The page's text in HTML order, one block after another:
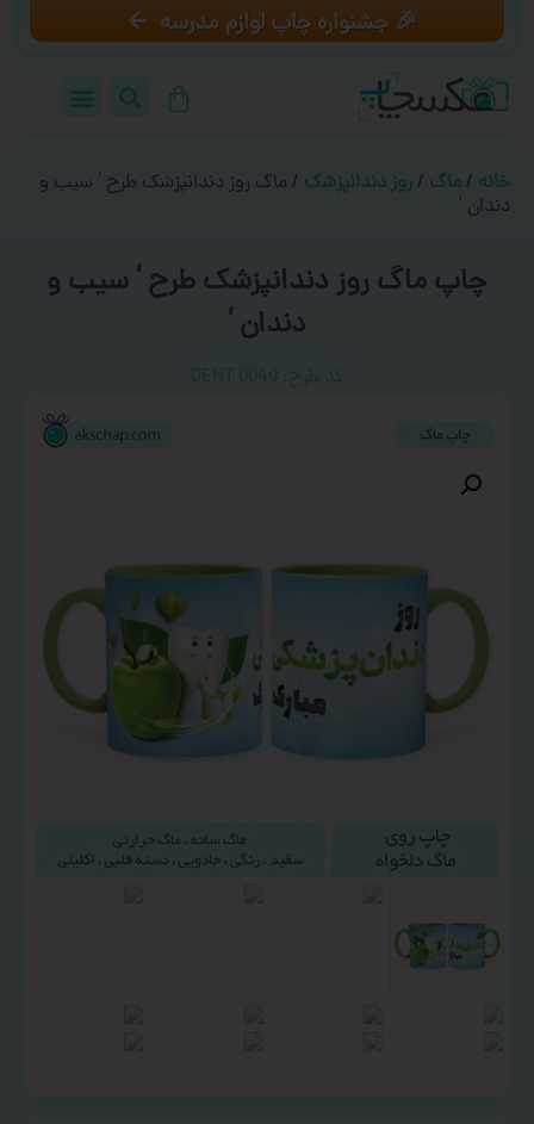
🎉 جشنواره چاپ لوازم مدرسه
خانه / ماگ / روز دندانپزشک / ماگ روز دندانپزشک طرح ‘ سیب و
دندان ‘
چاپ ماگ روز دندانپزشک طرح ‘ سیب و
دندان ‘